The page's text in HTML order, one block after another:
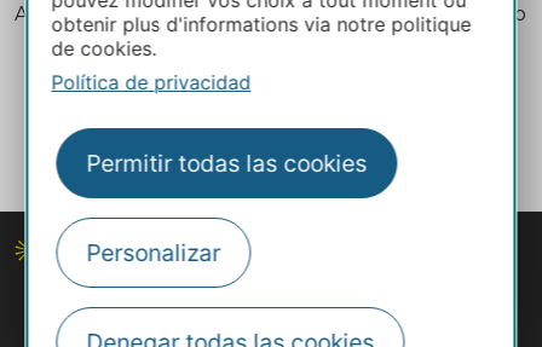
obtenir plus d'informations via notre politique
de cookies.
Política de privacidad
Permitir todas las cookies
Personalizar
Aviso legal Política de privacidad
Plano del sitio